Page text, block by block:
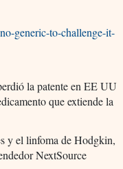
generic-to-challenge-it-
la patente en EE UU
que extiende la
y el linfoma de Hodgkin,
NextSource